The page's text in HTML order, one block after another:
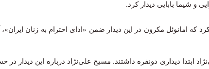
و شیما بابایی دیدار کرد.
کرد که امانوئل مکرون در این دیدار ضمن «ادای احترام به زنان
ابتدا دیداری دونفره‌ داشتند. مسیح علی‌نژاد درباره این دیدار